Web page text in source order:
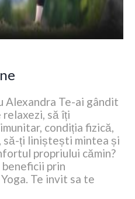
Alexandra Te-ai gândit
să îți
condiția fizică,
să-ți liniștești mintea și
propriului cămin?
prin
Te invit sa te